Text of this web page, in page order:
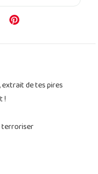
de tes pires
!
terroriser